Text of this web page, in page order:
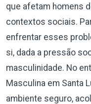
que afetam homens
contextos sociais.
enfrentar esses
si, dada a pressão
masculinidade. No
Masculina em Santa
ambiente seguro,